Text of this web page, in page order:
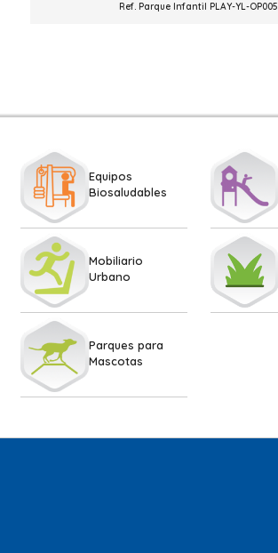
Ref. Parque Infantil PLAY-YL-OP005
Equipos
Biosaludables
Mobiliario
Urbano
Parques para
Mascotas